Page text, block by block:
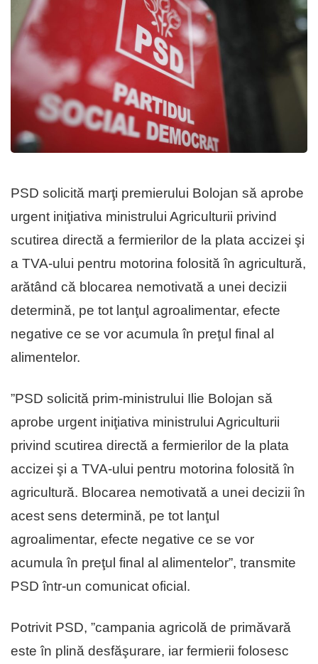
PSD solicită marţi premierului Bolojan să aprobe
urgent iniţiativa ministrului Agriculturii privind
scutirea directă a fermierilor de la plata accizei şi
a TVA-ului pentru motorina folosită în agricultură,
arătând că blocarea nemotivată a unei decizii
determină, pe tot lanţul agroalimentar, efecte
negative ce se vor acumula în preţul final al
alimentelor.
”PSD solicită prim-ministrului Ilie Bolojan să
aprobe urgent iniţiativa ministrului Agriculturii
privind scutirea directă a fermierilor de la plata
accizei şi a TVA-ului pentru motorina folosită în
agricultură. Blocarea nemotivată a unei decizii în
acest sens determină, pe tot lanţul
agroalimentar, efecte negative ce se vor
acumula în preţul final al alimentelor”, transmite
PSD într-un comunicat oficial.
Potrivit PSD, ”campania agricolă de primăvară
este în plină desfăşurare, iar fermierii folosesc